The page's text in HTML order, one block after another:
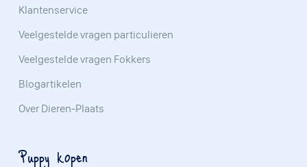
Klantenservice
Veelgestelde vragen particulieren
Veelgestelde vragen Fokkers
Blogartikelen
Over Dieren-Plaats
Puppy kopen